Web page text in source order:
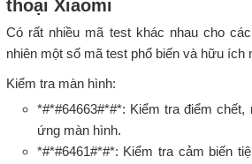
thoại Xiaomi
Có rất nhiều mã test khác nhau cho
nhiên một số mã test phổ biến và hữu ích
Kiểm tra màn hình:
*#*#64663#*#*: Kiểm tra điểm
ứng màn hình.
*#*#6461#*#*: Kiểm tra cảm biến